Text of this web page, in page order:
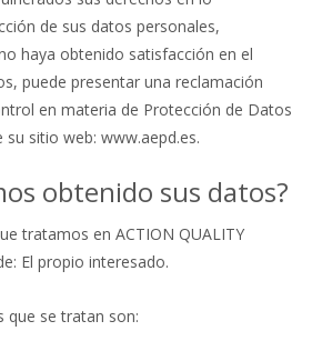
de sus datos personales,
haya obtenido satisfacción en el
puede presentar una reclamación
en materia de Protección de Datos
sitio web: www.aepd.es.
obtenido sus datos?
tratamos en ACTION QUALITY
El propio interesado.
que se tratan son: